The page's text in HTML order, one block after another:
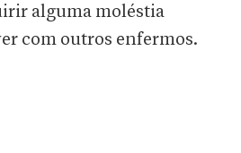
alguma moléstia
com outros enfermos.